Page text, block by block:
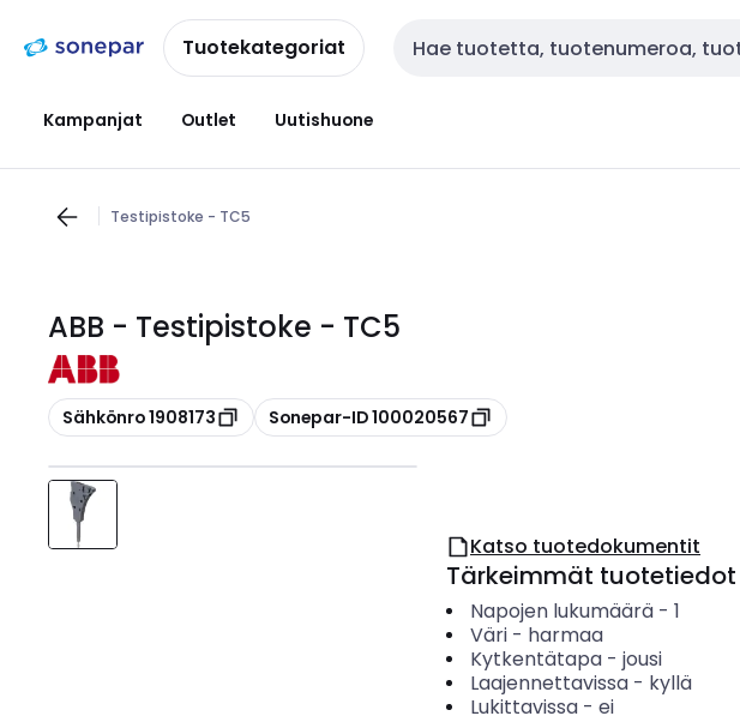
navigointiinsisältöönTuotekategoriat Haku
Kampanjat Outlet Uutishuone
Testipistoke - TC5
ABB - Testipistoke - TC5
Kopioi
Sähkönro 1908173 Kopioi
Sonepar-ID 100020567
Katso tuotedokumentit
Tärkeimmät tuotetiedot
Napojen lukumäärä- 1
Väri- harmaa
Kytkentätapa- jousi
Laajennettavissa- kyllä
Lukittavissa- ei